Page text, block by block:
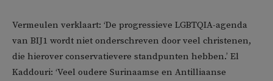
Vermeulen verklaart: ‘De progressieve LGBTQIA-agenda
van BIJ1 wordt niet onderschreven door veel christenen,
die hierover conservatievere standpunten hebben.’ El
Kaddouri: ‘Veel oudere Surinaamse en Antilliaanse